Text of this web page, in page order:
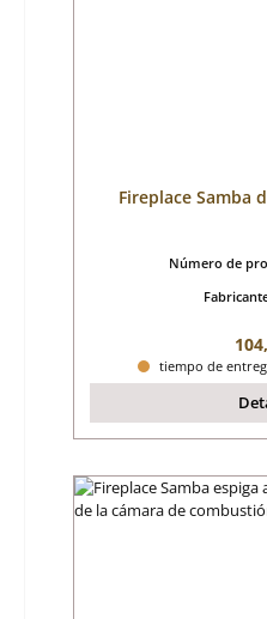
Fireplace Samba
Número de
tiempo de